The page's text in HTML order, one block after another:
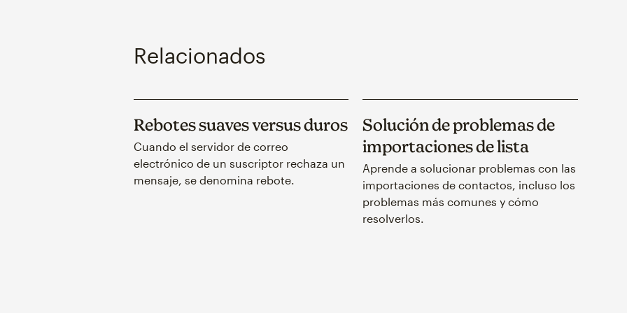
Relacionados
Rebotes suaves versus duros
Cuando el servidor de correo
electrónico de un suscriptor rechaza un
mensaje, se denomina rebote.
Solución de problemas de
importaciones de lista
Aprende a solucionar problemas con las
importaciones de contactos, incluso los
problemas más comunes y cómo
resolverlos.